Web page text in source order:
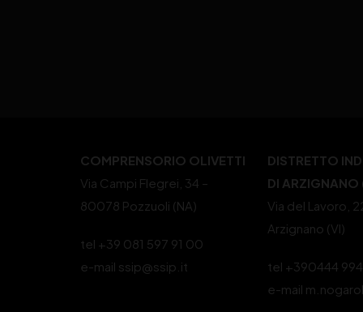
COMPRENSORIO OLIVETTI
Via Campi Flegrei, 34 –
80078 Pozzuoli (NA)
tel +39 081 597 91 00
e-mail ssip@ssip.it
DISTRETTO
DI ARZIGNANO
Via del Lavoro,
Arzignano (VI)
tel +390444
e-mail